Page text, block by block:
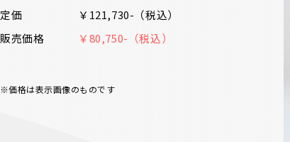
定価
￥121,730-（税込）
販売価格
￥80,750-（税込）
※価格は表示画像のものです